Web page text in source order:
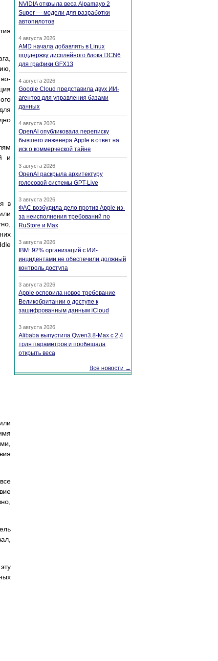
и
в
NVIDIA открыла веса Alpamayo 2
Super — модели для разработки
автопилотов
4 августа 2026
AMD начала добавлять в Linux
поддержку дисплейного блока DCN6
для графики GFX13
4 августа 2026
Google Cloud представила двух ИИ-
агентов для управления базами
данных
4 августа 2026
OpenAI опубликовала переписку
бывшего инженера Apple в ответ на
иск о коммерческой тайне
3 августа 2026
OpenAI раскрыла архитектуру
голосовой системы GPT-Live
3 августа 2026
ФАС возбудила дело против Apple из-
за неисполнения требований по
RuStore и Max
3 августа 2026
IBM: 92% организаций с ИИ-
инцидентами не обеспечили должный
контроль доступа
3 августа 2026
Apple оспорила новое требование
Великобритании о доступе к
зашифрованным данным iCloud
3 августа 2026
Alibaba выпустила Qwen3.8-Max с 2,4
трлн параметров и пообещала
открыть веса
Все новости →